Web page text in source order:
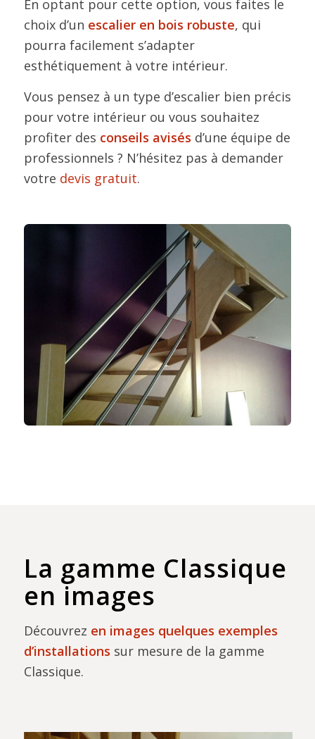
En optant pour cette option, vous faites le
choix d’un escalier en bois robuste, qui
pourra facilement s’adapter
esthétiquement à votre intérieur.
Vous pensez à un type d’escalier bien précis
pour votre intérieur ou vous souhaitez
profiter des conseils avisés d’une équipe de
professionnels ? N’hésitez pas à demander
votre devis gratuit.
La gamme Classique
en images
Découvrez en images quelques exemples
d’installations sur mesure de la gamme
Classique.